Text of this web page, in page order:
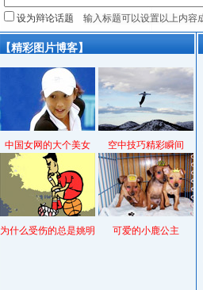
设为辩论话题
【精彩图片博客】
中国女网的大个美女 空中技巧精彩瞬间
为什么受伤的总是姚明 可爱的小鹿公主